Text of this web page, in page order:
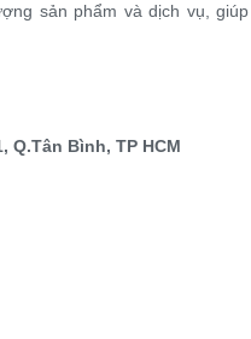
sản phẩm và dịch vụ, giúp
Q.Tân Bình, TP HCM